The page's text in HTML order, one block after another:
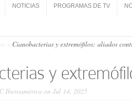
NOTICIAS PROGRAMAS DE TV
Cianobacterias y extremófilos: aliados
y
Iberoamérica on Jul 14, 2025